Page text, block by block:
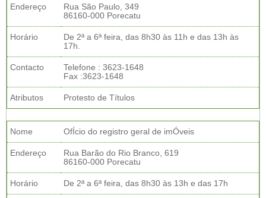
Endereço
Rua São Paulo, 349
86160-000 Porecatu
Horário
De 2ª a 6ª feira, das 8h30 às 11h e das 13h às
17h.
Contacto
Telefone : 3623-1648
Fax :3623-1648
Atributos Protesto de Títulos
Nome OfÍcio do registro geral de imÓveis
Endereço
Rua Barão do Rio Branco, 619
86160-000 Porecatu
Horário De 2ª a 6ª feira, das 8h30 às 13h e das 17h